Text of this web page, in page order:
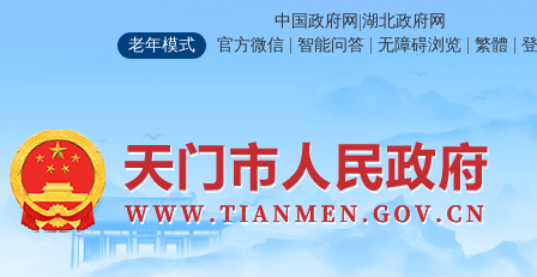
中国政府网 |湖北政府网
老年模式
官方微信 | 智能问答 | 无障碍浏览 | 繁體 |